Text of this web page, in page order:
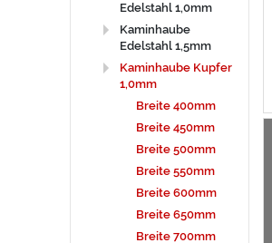
Edelstahl 1,0mm
Kaminhaube
Edelstahl 1,5mm
Kaminhaube Kupfer
1,0mm
Breite 400mm
Breite 450mm
Breite 500mm
Breite 550mm
Breite 600mm
Breite 650mm
Breite 700mm